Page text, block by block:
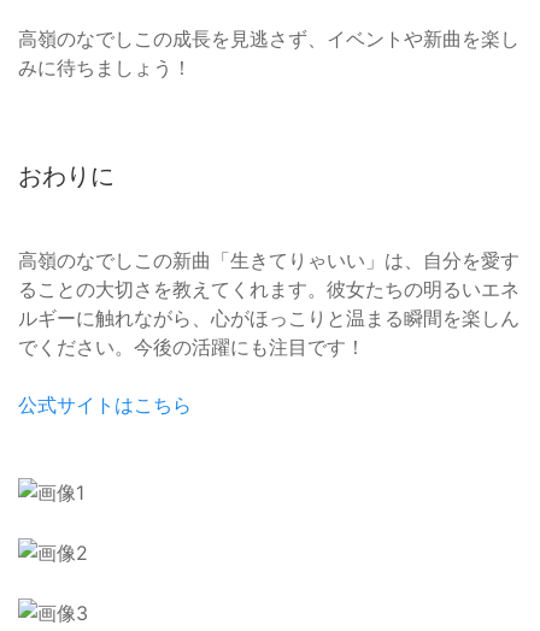
高嶺のなでしこの成長を見逃さず、イベントや新曲を楽し
みに待ちましょう！
おわりに
高嶺のなでしこの新曲「生きてりゃいい」は、自分を愛す
ることの大切さを教えてくれます。彼女たちの明るいエネ
ルギーに触れながら、心がほっこりと温まる瞬間を楽しん
でください。今後の活躍にも注目です！
公式サイトはこちら